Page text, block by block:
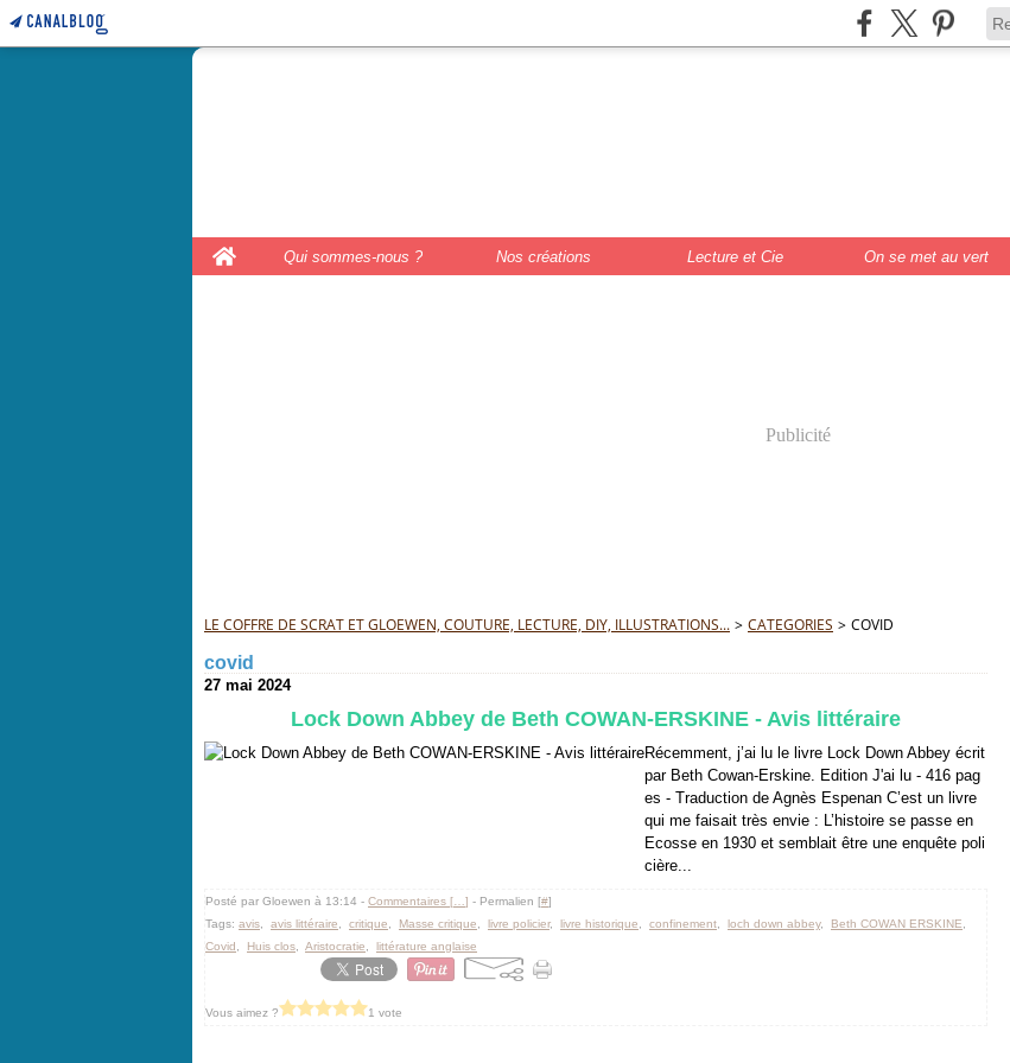
Home
Qui sommes-nous ? Nos créations Lecture et Cie On se met au vert
Publicité
LE COFFRE DE SCRAT ET GLOEWEN, COUTURE, LECTURE, DIY, ILLUSTRATIONS... > CATEGORIES > COVID
covid
27 mai 2024
Lock Down Abbey de Beth COWAN-ERSKINE - Avis littéraire
Récemment, j’ai lu le livre Lock Down Abbey écrit
par Beth Cowan-Erskine. Edition J'ai lu - 416 pag
es - Traduction de Agnès Espenan C’est un livre
qui me faisait très envie : L’histoire se passe en
Ecosse en 1930 et semblait être une enquête poli
cière...
Posté par Gloewen à 13:14 - Commentaires [ ] - Permalien [#]
Tags: avis avis littéraire critique Masse critique livre policier, livre historique confinement loch down abbey, Beth COWAN ERSKINE
Covid
Huis clos Aristocratie littérature anglaise
Vous aimez ? 1 vote